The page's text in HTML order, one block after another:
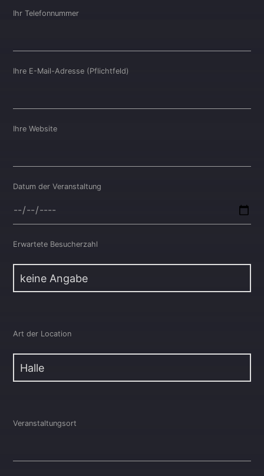
Ihr Telefonnummer
Ihre E-Mail-Adresse (Pflichtfeld)
Ihre Website
Datum der Veranstaltung
Erwartete Besucherzahl
Art der Location
Veranstaltungsort